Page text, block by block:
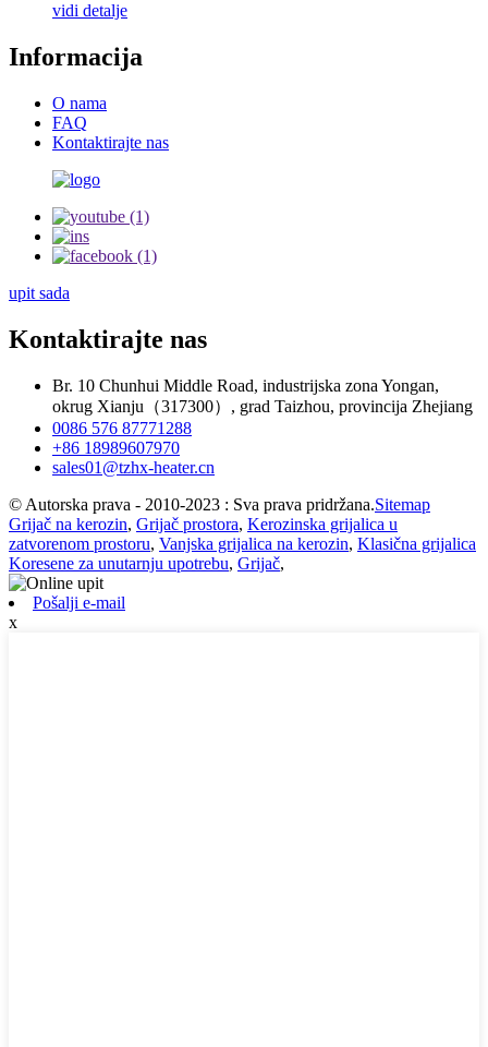
vidi detalje
Informacija
O nama
FAQ
Kontaktirajte nas
upit sada
Kontaktirajte nas
Br. 10 Chunhui Middle Road, industrijska zona Yongan,
okrug Xianju（317300）, grad Taizhou, provincija Zhejiang
0086 576 87771288
+86 18989607970
sales01@tzhx-heater.cn
© Autorska prava - 2010-2023 : Sva prava pridržana.Sitemap
Grijač na kerozin, Grijač prostora, Kerozinska grijalica u
zatvorenom prostoru, Vanjska grijalica na kerozin, Klasična grijalica
Koresene za unutarnju upotrebu, Grijač,
Pošalji e-mail
x